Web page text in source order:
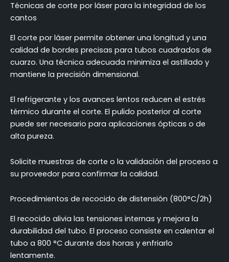
Técnicas de corte por láser para la integridad de los
cantos
El corte por láser permite obtener una longitud y una
calidad de bordes precisas para tubos cuadrados de
cuarzo. Una técnica adecuada minimiza el astillado y
mantiene la precisión dimensional.
El refrigerante y los avances lentos reducen el estrés
térmico durante el corte. El pulido posterior al corte
puede ser necesario para aplicaciones ópticas o de
alta pureza.
Solicite muestras de corte o la validación del proceso a
su proveedor para confirmar la calidad.
Procedimientos de recocido de distensión (800°C/2h)
El recocido alivia las tensiones internas y mejora la
durabilidad del tubo. El proceso consiste en calentar el
tubo a 800 °C durante dos horas y enfriarlo
lentamente.